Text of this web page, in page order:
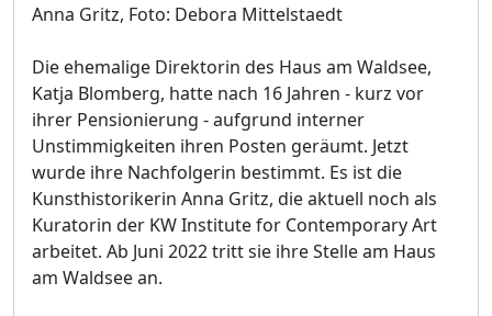
Anna Gritz, Foto: Debora Mittelstaedt
Die ehemalige Direktorin des Haus am Waldsee,
Katja Blomberg, hatte nach 16 Jahren - kurz vor
ihrer Pensionierung - aufgrund interner
Unstimmigkeiten ihren Posten geräumt. Jetzt
wurde ihre Nachfolgerin bestimmt. Es ist die
Kunsthistorikerin Anna Gritz, die aktuell noch als
Kuratorin der KW Institute for Contemporary Art
arbeitet. Ab Juni 2022 tritt sie ihre Stelle am Haus
am Waldsee an.